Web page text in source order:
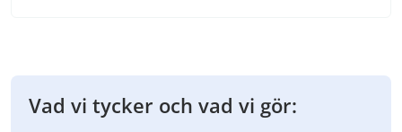
Vad vi tycker och vad vi gör: